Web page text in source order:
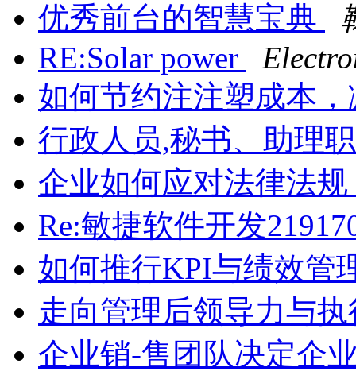
优秀前台的智慧宝典
RE:Solar power
如何节约注注塑成本
行政人员,秘书、助理
企业如何应对法律法规
Re:敏捷软件开发
如何推行KPI与绩效管
走向管理后领导力与
企业销-售团队决定企